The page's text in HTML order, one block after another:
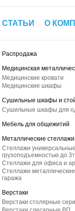
СТАТЬИ О
Распродажа
Медицинская
Медицинские кровати
Медицинские шкафы
Сушильные шкафы и
Сушильные шкафы для
Мебель для общежитий
Металлические стеллажи
Стеллажи
грузоподъемностью до
Стеллажи для офиса и
Стеллажи
гаража
Верстаки
Верстаки столярные